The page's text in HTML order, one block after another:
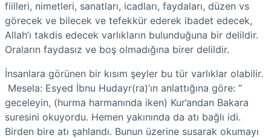
fiilleri, nimetleri, sanatları, icadları, faydaları, düzen vs
görecek ve bilecek ve tefekkür ederek ibadet edecek,
Allah’ı takdis edecek varlıkların bulunduğuna bir delildir.
Oraların faydasız ve boş olmadığına birer delildir.
İnsanlara görünen bir kısım şeyler bu tür varlıklar olabilir.
Mesela: Esyed İbnu Hudayr(ra)’ın anlattığına göre: “
geceleyin, (hurma harmanında iken) Kur’andan Bakara
suresini okuyordu. Hemen yakınında da atı bağlı idi.
Birden bire atı şahlandı. Bunun üzerine susarak okumayı